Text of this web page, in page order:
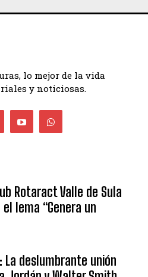
lo mejor de la vida
y noticiosas.
Rotaract Valle de Sula
lema “Genera un
La deslumbrante unión